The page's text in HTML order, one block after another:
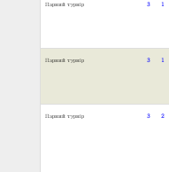
Парний турнір 3 1
Парний турнір 3
Парний турнір 3 2